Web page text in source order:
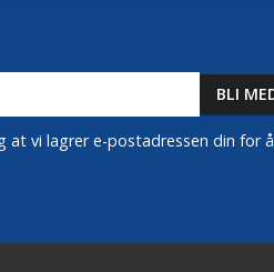
at vi lagrer e-postadressen din for å